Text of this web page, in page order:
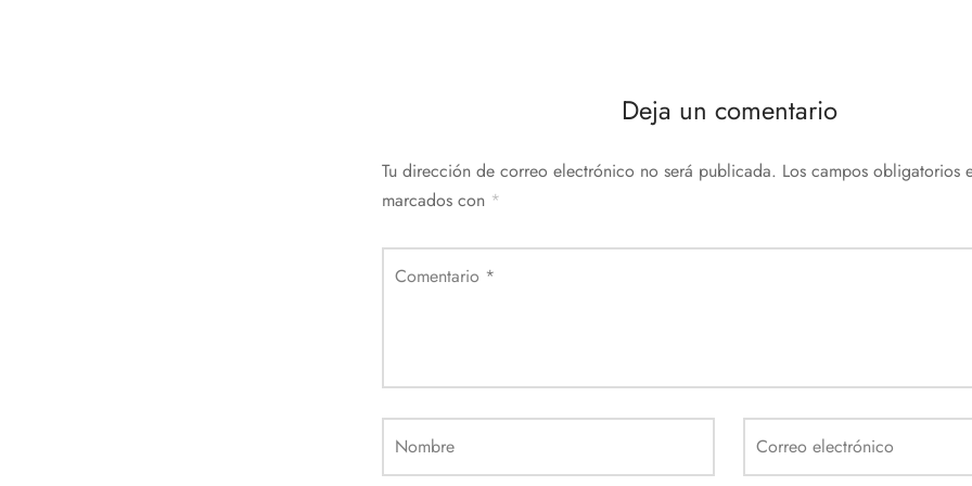
Deja un comentario
Tu dirección de correo electrónico no será publicada. Los campos obligatorios
marcados con *
Comentario *
Nombre Correo electrónico